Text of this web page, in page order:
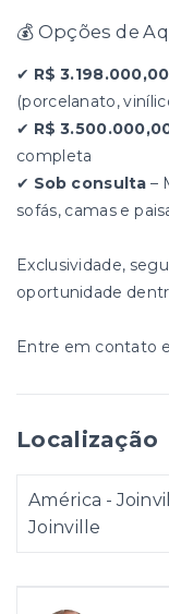
💰 Opções de
✔ R$ 3.198.000,00
(porcelanato,
✔ R$
completa
✔ Sob consulta –
sofás, camas e
Exclusividade,
oportunidade
Entre em contato
Localização
América -
Joinville